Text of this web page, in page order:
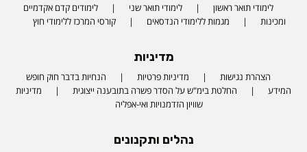
לימודי תואר ראשון לימודי תואר שני
לימודים קדם אקדמיים
ומכינות
מגמות ללימודי הנדסאים קורסי המרכז ללימודי חוץ
מדיניות
הצהרת נגישות מדיניות פרטיות
הנחיות בדבר חוק חופש
המידע
החלטת בימ"ש על הסדר פשרה בתובענה ייצוגית
מדיניות
שוויון הזדמנויות ואי-אפליה
נהלים ותקנונים